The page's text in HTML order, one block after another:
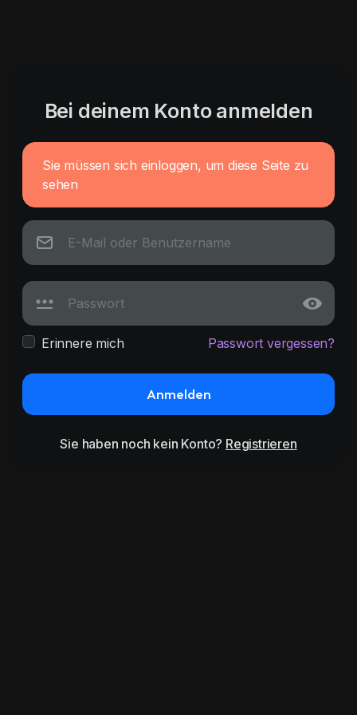
Bei deinem Konto anmelden
Sie müssen sich einloggen, um diese Seite zu
sehen
Erinnere mich Passwort vergessen?
Anmelden
Sie haben noch kein Konto? Registrieren